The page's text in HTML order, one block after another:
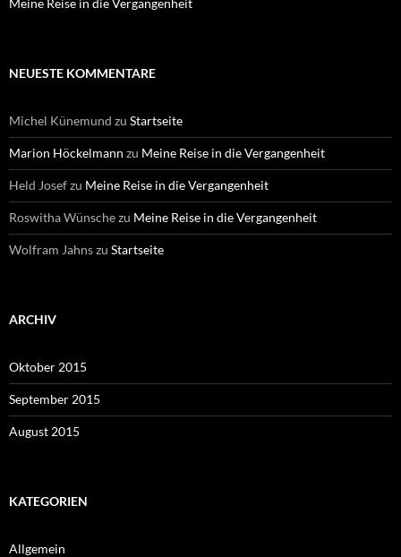
Meine Reise in die Vergangenheit
NEUESTE KOMMENTARE
Michel Künemund zu Startseite
Marion Höckelmann zu Meine Reise in die Vergangenheit
Held Josefzu Meine Reise in die Vergangenheit
Roswitha Wünschezu Meine Reise in die Vergangenheit
Wolfram Jahnszu Startseite
ARCHIV
Oktober 2015
September 2015
August 2015
KATEGORIEN
Allgemein